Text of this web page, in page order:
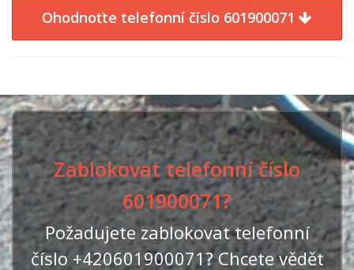
Ohodnoťte telefonní číslo 601900071
Zablokovat telefonní číslo
601900071?
Požadujete zablokovat telefonní
číslo +420601900071? Chcete vědět